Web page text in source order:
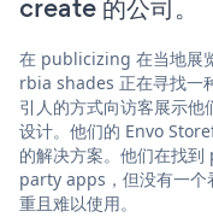
create 的公司。
在 publicizing 在当地展
rbia shades 正在寻找一
引人的方式向访客展示他
设计。他们的 Envo
的解决方案。他们在找
party apps，但没有一个
重且难以使用。